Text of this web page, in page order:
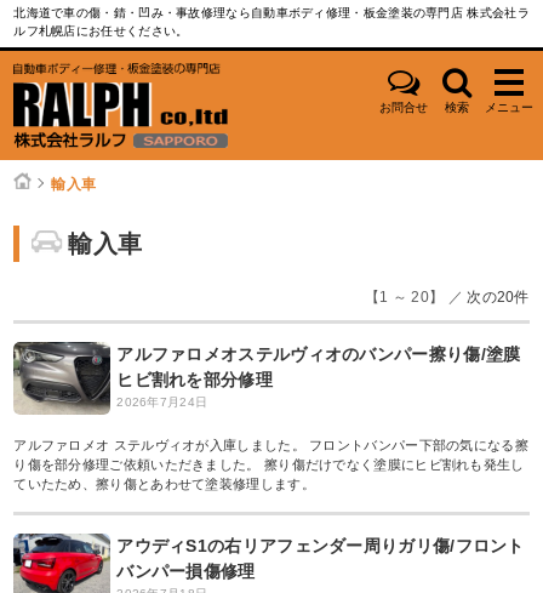
北海道で車の傷・錆・凹み・事故修理なら自動車ボディ修理・板金塗装の専門店 株式会社ラ
ルフ札幌店にお任せください。
お問合せ 検索 メニュー
輸入車
輸入車
【1 ～ 20】 ／ 次の20件
アルファロメオステルヴィオのバンパー擦り傷/塗膜
ヒビ割れを部分修理
2026年7月24日
アルファロメオ ステルヴィオが入庫しました。 フロントバンパー下部の気になる擦
り傷を部分修理ご依頼いただきました。 擦り傷だけでなく塗膜にヒビ割れも発生し
ていたため、擦り傷とあわせて塗装修理します。
アウディS1の右リアフェンダー周りガリ傷/フロント
バンパー損傷修理